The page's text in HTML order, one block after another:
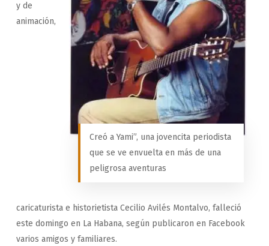
Creó a Yami”, una jovencita periodista
que se ve envuelta en más de una
peligrosa aventuras
y de
animación,
caricaturista e historietista Cecilio Avilés Montalvo, falleció
este domingo en La Habana, según publicaron en Facebook
varios amigos y familiares.